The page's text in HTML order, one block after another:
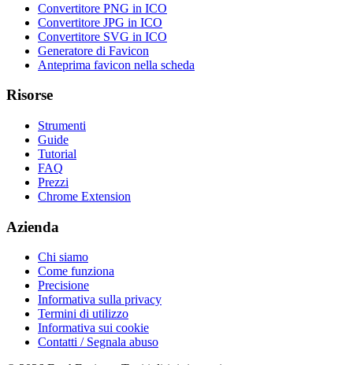
Convertitore PNG in ICO
Convertitore JPG in ICO
Convertitore SVG in ICO
Generatore di Favicon
Anteprima favicon nella scheda
Risorse
Strumenti
Guide
Tutorial
FAQ
Prezzi
Chrome Extension
Azienda
Chi siamo
Come funziona
Precisione
Informativa sulla privacy
Termini di utilizzo
Informativa sui cookie
Contatti / Segnala abuso